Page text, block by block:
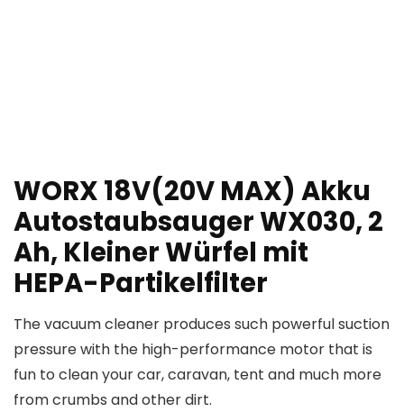
WORX 18V(20V MAX) Akku
Autostaubsauger WX030, 2
Ah, Kleiner Würfel mit
HEPA-Partikelfilter
The vacuum cleaner produces such powerful suction
pressure with the high-performance motor that is
fun to clean your car, caravan, tent and much more
from crumbs and other dirt.